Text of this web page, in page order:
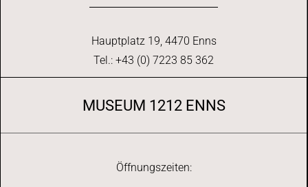
Hauptplatz 19, 4470 Enns
Tel.: +43 (0) 7223 85 362
MUSEUM 1212 ENNS
Öffnungszeiten: